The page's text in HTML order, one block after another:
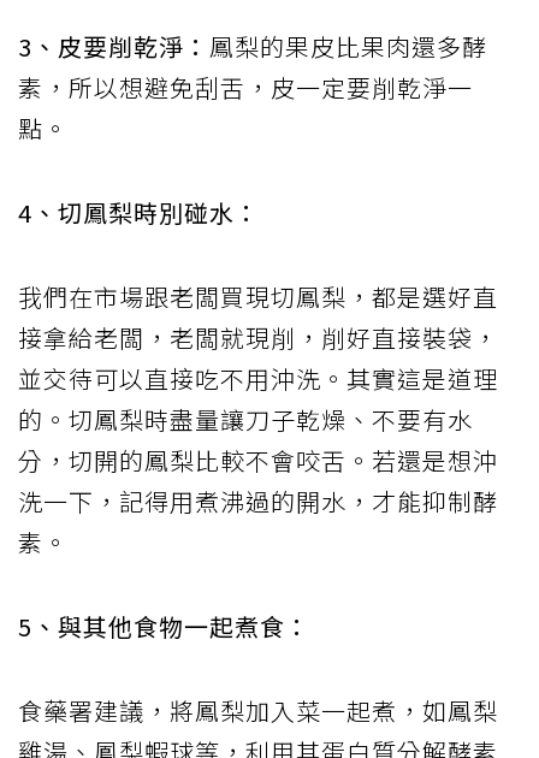
3、皮要削乾淨： 鳳梨的果皮比果肉還多酵
素，所以想避免刮舌，皮一定要削乾淨一
點。
4、切鳳梨時別碰水：
我們在市場跟老闆買現切鳳梨，都是選好直
接拿給老闆，老闆就現削，削好直接裝袋，
並交待可以直接吃不用沖洗。其實這是道理
的。切鳳梨時盡量讓刀子乾燥、不要有水
分，切開的鳳梨比較不會咬舌。若還是想沖
洗一下，記得用煮沸過的開水，才能抑制酵
素。
5、與其他食物一起煮食：
食藥署建議，將鳳梨加入菜一起煮，如鳳梨